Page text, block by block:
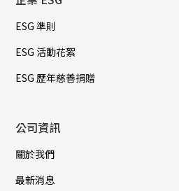
ESG 準則
ESG 活動花絮
ESG 歷年慈善捐贈
公司資訊
關於我們
最新消息